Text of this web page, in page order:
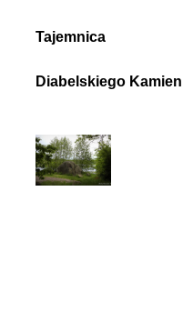
Tajemnica
Diabelskiego